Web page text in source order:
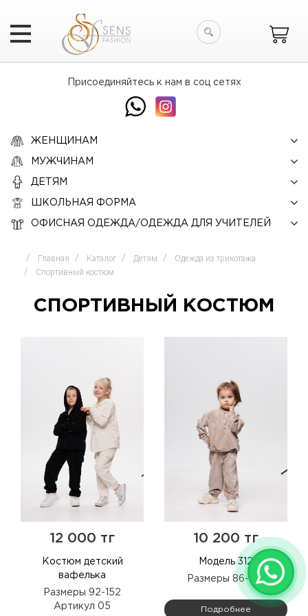
Искать
Присоединяйтесь к нам в соц сетях
ЖЕНЩИНАМ
МУЖЧИНАМ
ДЕТЯМ
ШКОЛЬНАЯ ФОРМА
ОФИСНАЯ ОДЕЖДА/ОДЕЖДА ДЛЯ УЧИТЕЛЕЙ
Главная Каталог Детям
Одежда из трикотажа
Спортивный костюм
СПОРТИВНЫЙ КОСТЮМ
12 000 тг
Костюм детский
вафелька
Размеры 92-152
Артикул 05
10 200 тг
Модель 312
Размеры 86-104
Подробнее